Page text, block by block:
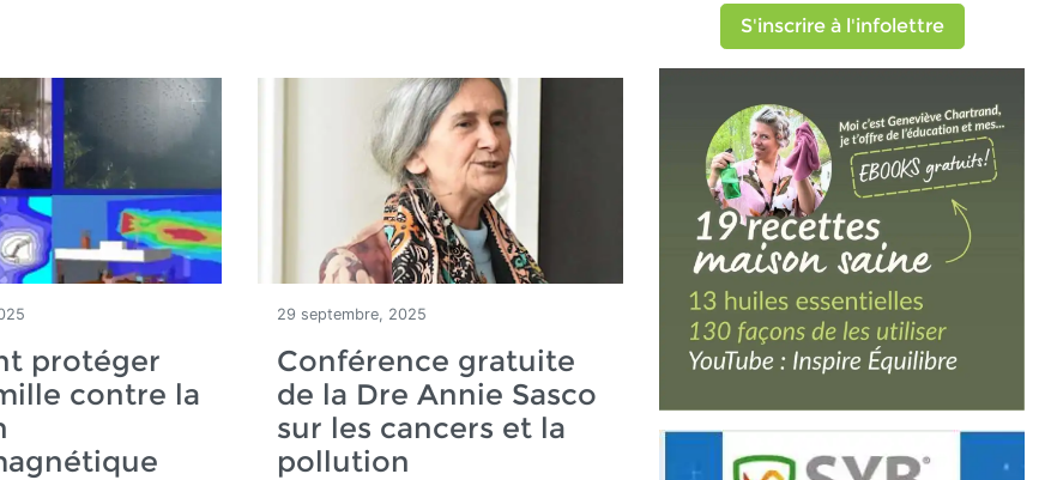
protéger
contre la
29 septembre, 2025
Conférence gratuite
de la Dre Annie Sasco
sur les cancers et la
pollution
S'inscrire à l'infolettre